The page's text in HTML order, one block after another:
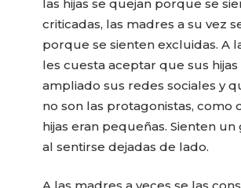
las hijas se quejan porque se
criticadas, las madres a su vez
porque se sienten excluidas. A
les cuesta aceptar que sus hijas
ampliado sus redes sociales y
no son las protagonistas, como
hijas eran pequeñas. Sienten
al sentirse dejadas de lado.
A las madres a veces se las